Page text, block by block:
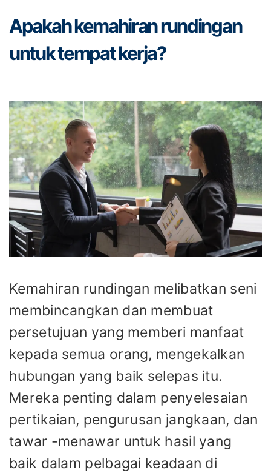
Apakah kemahiran rundingan
untuk tempat kerja?
Kemahiran rundingan melibatkan seni
membincangkan dan membuat
persetujuan yang memberi manfaat
kepada semua orang, mengekalkan
hubungan yang baik selepas itu.
Mereka penting dalam penyelesaian
pertikaian, pengurusan jangkaan, dan
tawar -menawar untuk hasil yang
baik dalam pelbagai keadaan di